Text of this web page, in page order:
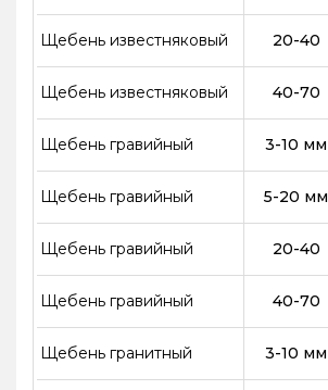
Щебень известняковый 20-40
Щебень известняковый 40-70
Щебень гравийный 3-10 мм
Щебень гравийный 5-20 мм
Щебень гравийный 20-40
Щебень гравийный 40-70
Щебень гранитный 3-10 мм